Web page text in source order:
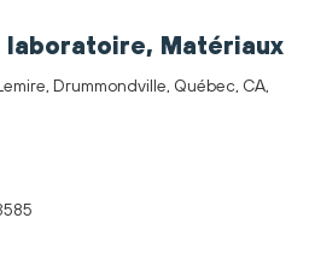
laboratoire, Matériaux
Drummondville, Québec, CA,